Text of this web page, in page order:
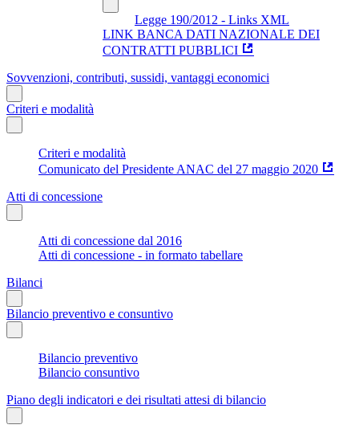
Legge 190/2012 - Links XML
LINK BANCA DATI NAZIONALE DEI
CONTRATTI PUBBLICI
Sovvenzioni, contributi, sussidi, vantaggi economici
Criteri e modalità
Criteri e modalità
Comunicato del Presidente ANAC del 27 maggio 2020
Atti di concessione
Atti di concessione dal 2016
Atti di concessione - in formato tabellare
Bilanci
Bilancio preventivo e consuntivo
Bilancio preventivo
Bilancio consuntivo
Piano degli indicatori e dei risultati attesi di bilancio